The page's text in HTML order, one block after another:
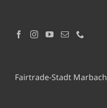
Fairtrade-Stadt Marbach